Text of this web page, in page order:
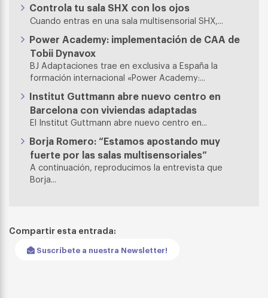
Controla tu sala SHX con los ojos
Cuando entras en una sala multisensorial SHX,...
Power Academy: implementación de CAA de
Tobii Dynavox
BJ Adaptaciones trae en exclusiva a España la
formación internacional «Power Academy:...
Institut Guttmann abre nuevo centro en
Barcelona con viviendas adaptadas
El Institut Guttmann abre nuevo centro en...
Borja Romero: “Estamos apostando muy
fuerte por las salas multisensoriales”
A continuación, reproducimos la entrevista que
Borja...
Compartir esta entrada:
Suscríbete a nuestra Newsletter!